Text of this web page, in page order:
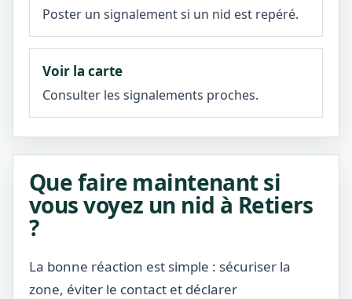
Poster un signalement si un nid est repéré.
Voir la carte
Consulter les signalements proches.
Que faire maintenant si
vous voyez un nid à Retiers
?
La bonne réaction est simple : sécuriser la
zone, éviter le contact et déclarer